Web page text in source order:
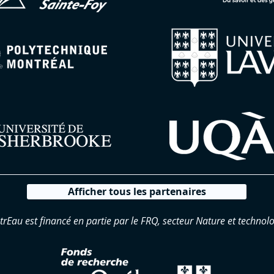
Afficher tous les partenaires
est financé en partie par le FRQ, secteur Nature et